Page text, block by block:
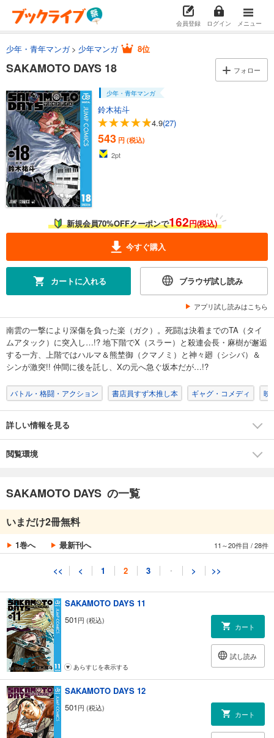
会員登録 ログイン メニュー
少年・青年マンガ 少年マンガ 8位
SAKAMOTO DAYS 18 フォロー
少年・青年マンガ
鈴木祐斗
4.9(27)
543 円 (税込)
2pt
新規会員70%OFFクーポンで162円(税込)
今すぐ購入
カートに入れる ブラウザ試し読み
アプリ試し読みはこちら
南雲の一撃により深傷を負った楽（ガク）。死闘は決着までのTA（タイ
ムアタック）に突入し…!? 地下階でX（スラー）と殺連会長・麻樹が邂逅
する一方、上階ではハルマ＆熊埜御（クマノミ）と神々廻（シシバ）＆
シンが激突!! 仲間に後を託し、Xの元へ急ぐ坂本だが…!?
バトル・格闘・アクション 書店員すず木推し本 ギャグ・コメディ 映
詳しい情報を見る
閲覧環境
SAKAMOTO DAYS の一覧
いまだけ2冊無料
1巻へ 最新刊へ 11～20件目 /28件
<< < 1 2 3 ・ > >>
459 円 (税込)
カート
あらすじを表示する
459円 (税込)
あらすじを表示する
SAKAMOTO DAYS 6
459円 (税込)
あらすじを表示する
SAKAMOTO DAYS 7
459円 (税込)
カート
試し読み
あらすじを表示する
SAKAMOTO DAYS 8
459円 (税込)
試し読み
SAKAMOTO DAYS 9
カート
あらすじを表示する
SAKAMOTO DAYS 10
501円 (税込)
SAKAMOTO DAYS 11
501円 (税込)
カート
試し読み
あらすじを表示する
SAKAMOTO DAYS 12
501円 (税込)
カート